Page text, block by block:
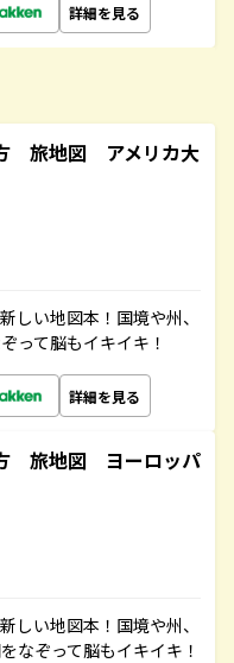
詳細を見る
旅地図 アメリカ大
しい地図本！国境や州、
って脳もイキイキ！
詳細を見る
旅地図 ヨーロッパ
しい地図本！国境や州、
なぞって脳もイキイキ！